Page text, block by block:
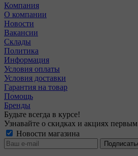
Компания
О компании
Новости
Вакансии
Склады
Политика
Информация
Условия оплаты
Условия доставки
Гарантия на товар
Помощь
Бренды
Будьте всегда в курсе!
Узнавайте о скидках и акциях первым
Новости магазина